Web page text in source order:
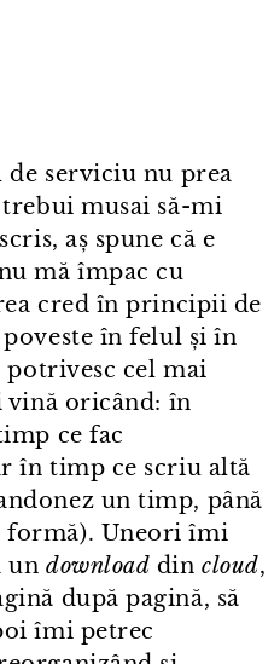
serviciu nu prea
musai să-mi
aș spune că e
mă împac cu
cred în principii de
în felul și în
potrivesc cel mai
vină oricând: în
ce fac
în timp ce scriu altă
un timp, până
formă). Uneori îmi
undownload dincloud,
după pagină, să
îmi petrec